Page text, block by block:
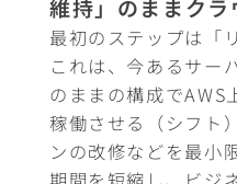
維持」のままクラ
最初のステップは「
これは、今あるサー
のままの構成でAWS
稼働させる（シフト
ンの改修などを最小